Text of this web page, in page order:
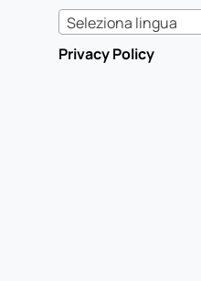
Seleziona lingua
Privacy Policy